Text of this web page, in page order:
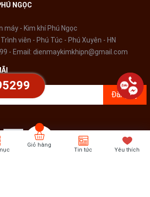
NGỌC
máy - Kim khí Phú Ngọc
viên - Phú Túc - Phú Xuyên - HN
- Email: dienmaykimkhipn@gmail.com
Đăng ký
Giỏ hàng
Tin tức Yêu thích